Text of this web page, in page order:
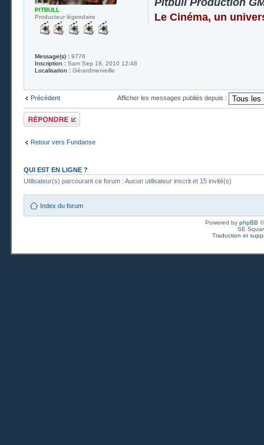
Le Cinéma, un
PITBULL
Producteur légendaire
Message(s) : 9776
Inscription : Sam Sep 18, 2010 12:48
Localisation : Gérardmerveille
Précédent Afficher les messages publiés depuis :
Publier une
réponse
Retour vers Fundanse
QUI EST EN LIGNE ?
Utilisateur(s) parcourant ce forum : Aucun utilisateur inscrit et 15 invité(s)
Index du forum
Powered by phpBB
SE
Traduction et